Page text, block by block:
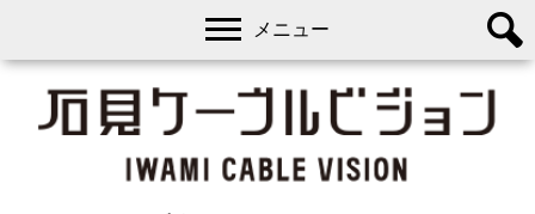
メニュー